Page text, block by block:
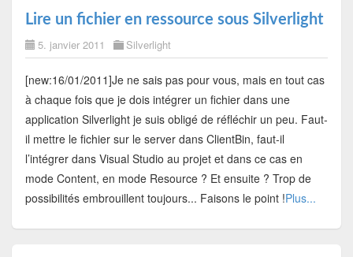
Lire un fichier en ressource sous Silverlight
5. janvier 2011 Silverlight
[new:16/01/2011]Je ne sais pas pour vous, mais en tout cas
à chaque fois que je dois intégrer un fichier dans une
application Silverlight je suis obligé de réfléchir un peu. Faut-
il mettre le fichier sur le server dans ClientBin, faut-il
l’intégrer dans Visual Studio au projet et dans ce cas en
mode Content, en mode Resource ? Et ensuite ? Trop de
possibilités embrouillent toujours... Faisons le point !Plus...